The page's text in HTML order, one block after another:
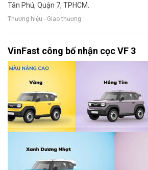
Tân Phú, Quận 7, TPHCM.
Thương hiệu - Giao thương
VinFast công bố nhận cọc VF 3